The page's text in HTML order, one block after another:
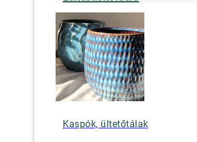
Kaspók, ültetőtálak